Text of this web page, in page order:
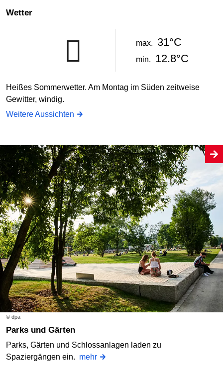
Wetter
max. 31°C
min. 12.8°C
Heißes Sommerwetter. Am Montag im Süden zeitweise
Gewitter, windig.
Weitere Aussichten
© dpa
Parks und Gärten
Parks, Gärten und Schlossanlagen laden zu
Spaziergängen ein. mehr